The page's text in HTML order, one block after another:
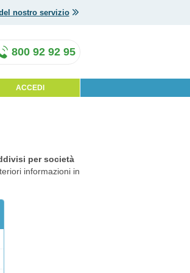
nostro servizio
ACCEDI
800 92 92 95
per società
informazioni in